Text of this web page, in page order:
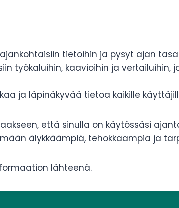
tietoihin ja pysyt ajan
työkaluihin, kaavioihin ja
ja läpinäkyvää tietoa kaikille
että sinulla on käytössäsi
älykkäämpiä, tehokkaampia ja
lähteenä.